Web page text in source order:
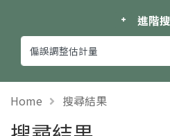
進階
Home 搜尋結果